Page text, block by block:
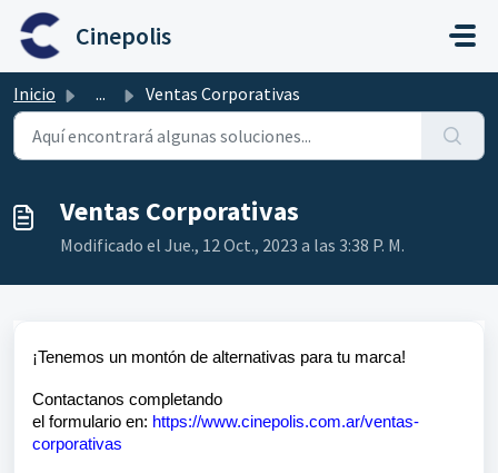
Ir al contenido principal
Cinepolis
Inicio ... Ventas Corporativas
Ventas Corporativas
Modificado el Jue., 12 Oct., 2023 a las 3:38 P. M.
¡Tenemos un montón de alternativas para tu marca!
Contactanos completando
el formulario en: https://www.cinepolis.com.ar/ventas-
corporativas